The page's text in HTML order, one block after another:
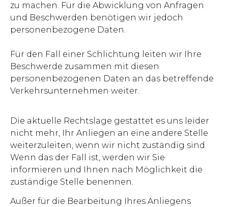
zu machen. Für die Abwicklung von Anfragen
und Beschwerden benötigen wir jedoch
personenbezogene Daten.
Für den Fall einer Schlichtung leiten wir Ihre
Beschwerde zusammen mit diesen
personenbezogenen Daten an das betreffende
Verkehrsunternehmen weiter.
Die aktuelle Rechtslage gestattet es uns leider
nicht mehr, Ihr Anliegen an eine andere Stelle
weiterzuleiten, wenn wir nicht zuständig sind.
Wenn das der Fall ist, werden wir Sie
informieren und Ihnen nach Möglichkeit die
zuständige Stelle benennen.
Außer für die Bearbeitung Ihres Anliegens